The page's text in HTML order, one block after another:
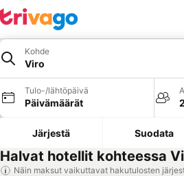
Kohde
Viro
Tulo-/lähtöpäivä
Päivämäärät
Järjestä Suodata
Halvat hotellit kohteessa
Näin maksut vaikuttavat hakutulosten